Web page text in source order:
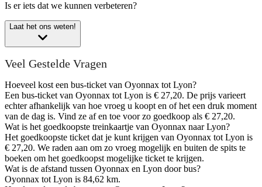
Is er iets dat we kunnen verbeteren?
Laat het ons weten!
Veel Gestelde Vragen
Hoeveel kost een bus-ticket van Oyonnax tot Lyon?
Een bus-ticket van Oyonnax tot Lyon is € 27,20. De prijs varieert
echter afhankelijk van hoe vroeg u koopt en of het een druk moment
van de dag is. Vind ze af en toe voor zo goedkoop als € 27,20.
Wat is het goedkoopste treinkaartje van Oyonnax naar Lyon?
Het goedkoopste ticket dat je kunt krijgen van Oyonnax tot Lyon is
€ 27,20. We raden aan om zo vroeg mogelijk en buiten de spits te
boeken om het goedkoopst mogelijke ticket te krijgen.
Wat is de afstand tussen Oyonnax en Lyon door bus?
Oyonnax tot Lyon is 84,62 km.